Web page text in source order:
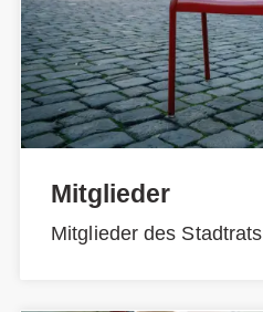
Mitglieder
Mitglieder des Stadtrats